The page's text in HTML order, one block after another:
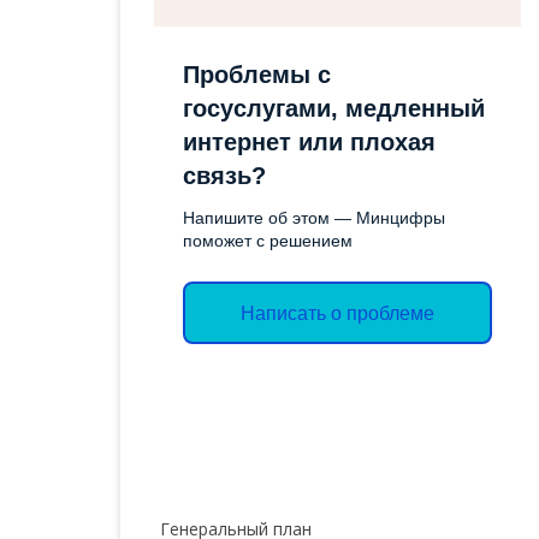
ЗАКОНОДАТЕЛЬСТВО
Проблемы с
госуслугами, медленный
интернет или плохая
связь?
Напишите об этом — Минцифры
поможет с решением
Написать о проблеме
Генеральный план